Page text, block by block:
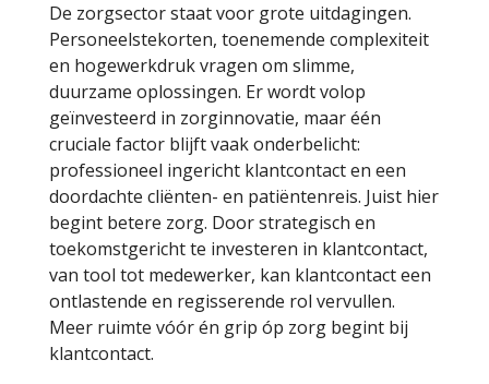
De zorgsector staat voor grote uitdagingen.
Personeelstekorten, toenemende complexiteit
en hogewerkdruk vragen om slimme,
duurzame oplossingen. Er wordt volop
geïnvesteerd in zorginnovatie, maar één
cruciale factor blijft vaak onderbelicht:
professioneel ingericht klantcontact en een
doordachte cliënten- en patiëntenreis. Juist hier
begint betere zorg. Door strategisch en
toekomstgericht te investeren in klantcontact,
van tool tot medewerker, kan klantcontact een
ontlastende en regisserende rol vervullen.
Meer ruimte vóór én grip óp zorg begint bij
klantcontact.